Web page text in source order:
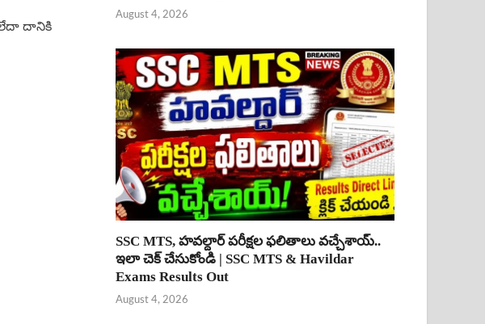
లేదా దానికి
August 4, 2026
SSC MTS, హవల్దార్ పరీక్షల ఫలితాలు వచ్చేశాయ్..
ఇలా చెక్ చేసుకోండి | SSC MTS & Havildar
Exams Results Out
August 4, 2026